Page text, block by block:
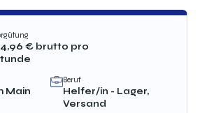
€ brutto pro
Main
Beruf
Helfer/in - Lager,
Versand